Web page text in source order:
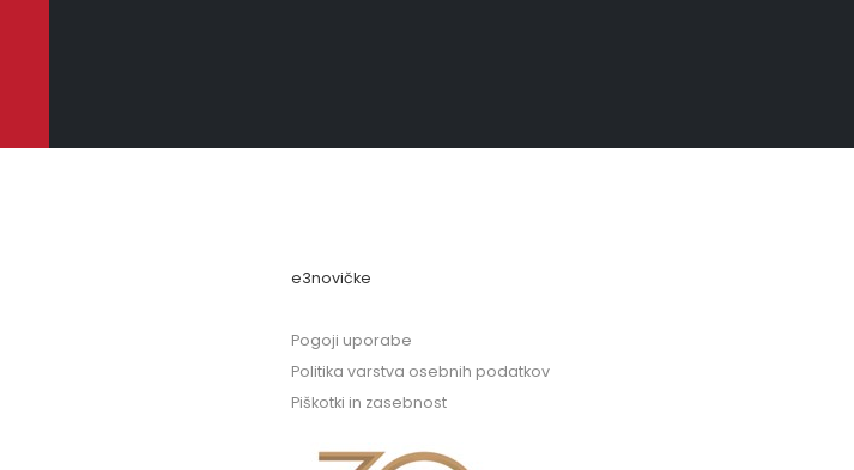
e3novičke
Pogoji uporabe
Politika varstva osebnih podatkov
Piškotki in zasebnost